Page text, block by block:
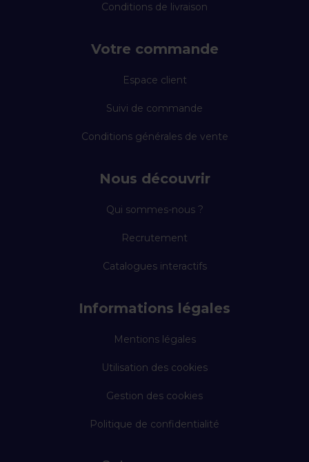
Conditions de livraison
Votre commande
Espace client
Suivi de commande
Conditions générales de vente
Nous découvrir
Qui sommes-nous ?
Recrutement
Catalogues interactifs
Informations légales
Mentions légales
Utilisation des cookies
Gestion des cookies
Politique de confidentialité